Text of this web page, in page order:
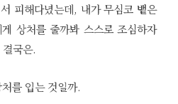
피해다녔는데, 내가 무심코 뱉은
상처를 줄까봐 스스로 조심하자
국은.
를 입는 것일까.